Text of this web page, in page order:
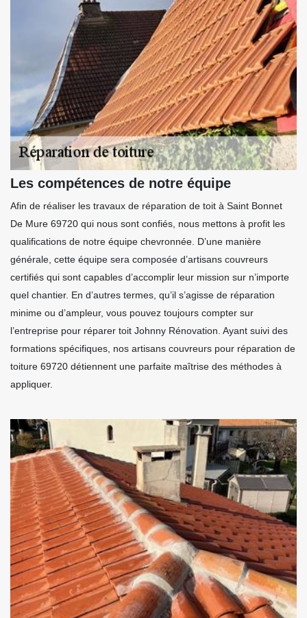
Les compétences de notre équipe
Afin de réaliser les travaux de réparation de toit à Saint Bonnet
De Mure 69720 qui nous sont confiés, nous mettons à profit les
qualifications de notre équipe chevronnée. D’une manière
générale, cette équipe sera composée d’artisans couvreurs
certifiés qui sont capables d’accomplir leur mission sur n’importe
quel chantier. En d’autres termes, qu’il s’agisse de réparation
minime ou d’ampleur, vous pouvez toujours compter sur
l’entreprise pour réparer toit Johnny Rénovation. Ayant suivi des
formations spécifiques, nos artisans couvreurs pour réparation de
toiture 69720 détiennent une parfaite maîtrise des méthodes à
appliquer.